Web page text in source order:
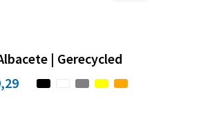
| Gerecycled